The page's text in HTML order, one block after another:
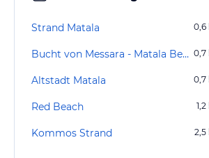
Strand Matala 0,6
Bucht von Messara - Matala Beach 0,7
Altstadt Matala 0,7
Red Beach 1,2
Kommos Strand 2,5